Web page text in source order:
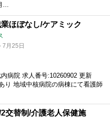
ほぼなし/ケアミック
7月25日
病院 求人番号:10260902 更新
り 地域中核病院の病棟にて看護師
交替制/介護老人保健施